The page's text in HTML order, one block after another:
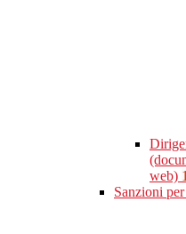
web) 1
Sanzioni